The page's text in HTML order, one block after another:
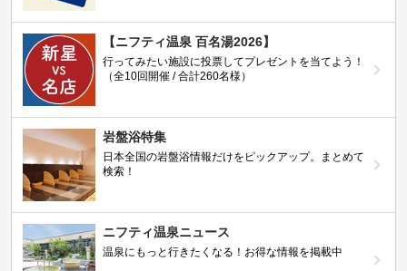
【ニフティ温泉 百名湯2026】
行ってみたい施設に投票してプレゼントを当てよう！
（全10回開催 / 合計260名様）
岩盤浴特集
日本全国の岩盤浴情報だけをピックアップ。まとめて
検索！
ニフティ温泉ニュース
温泉にもっと行きたくなる！お得な情報を掲載中